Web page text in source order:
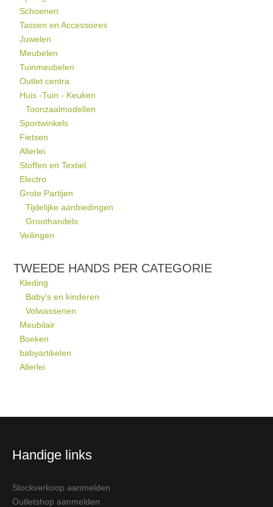
Schoenen
Tassen en Accessoires
Juwelen
Meubelen
Tuinmeubelen
Outlet centra
Huis -Tuin - Keuken
Toonzaalmodellen
Sportwinkels
Fietsen
Allerlei
Stoffen en Textiel
Electro
Grote Partijen
Tijdelijke aanbiedingen
Groothandels
Veilingen
TWEEDE HANDS PER CATEGORIE
Kleding
Baby's en kinderen
Volwassenen
Meubilair
Boeken
babyartikelen
Allerlei
Handige links
Stockverkoop aanmelden
Outletshop aanmelden